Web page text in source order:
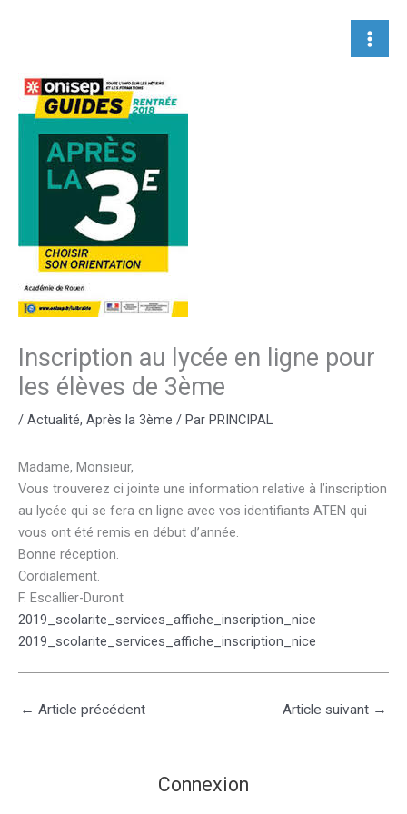
Inscription au lycée en ligne pour
les élèves de 3ème
/ Actualité, Après la 3ème / Par PRINCIPAL
Madame, Monsieur,
Vous trouverez ci jointe une information relative à l’inscription
au lycée qui se fera en ligne avec vos identifiants ATEN qui
vous ont été remis en début d’année.
Bonne réception.
Cordialement.
F. Escallier-Duront
2019_scolarite_services_affiche_inscription_nice
2019_scolarite_services_affiche_inscription_nice
← Article précédent Article suivant →
Connexion